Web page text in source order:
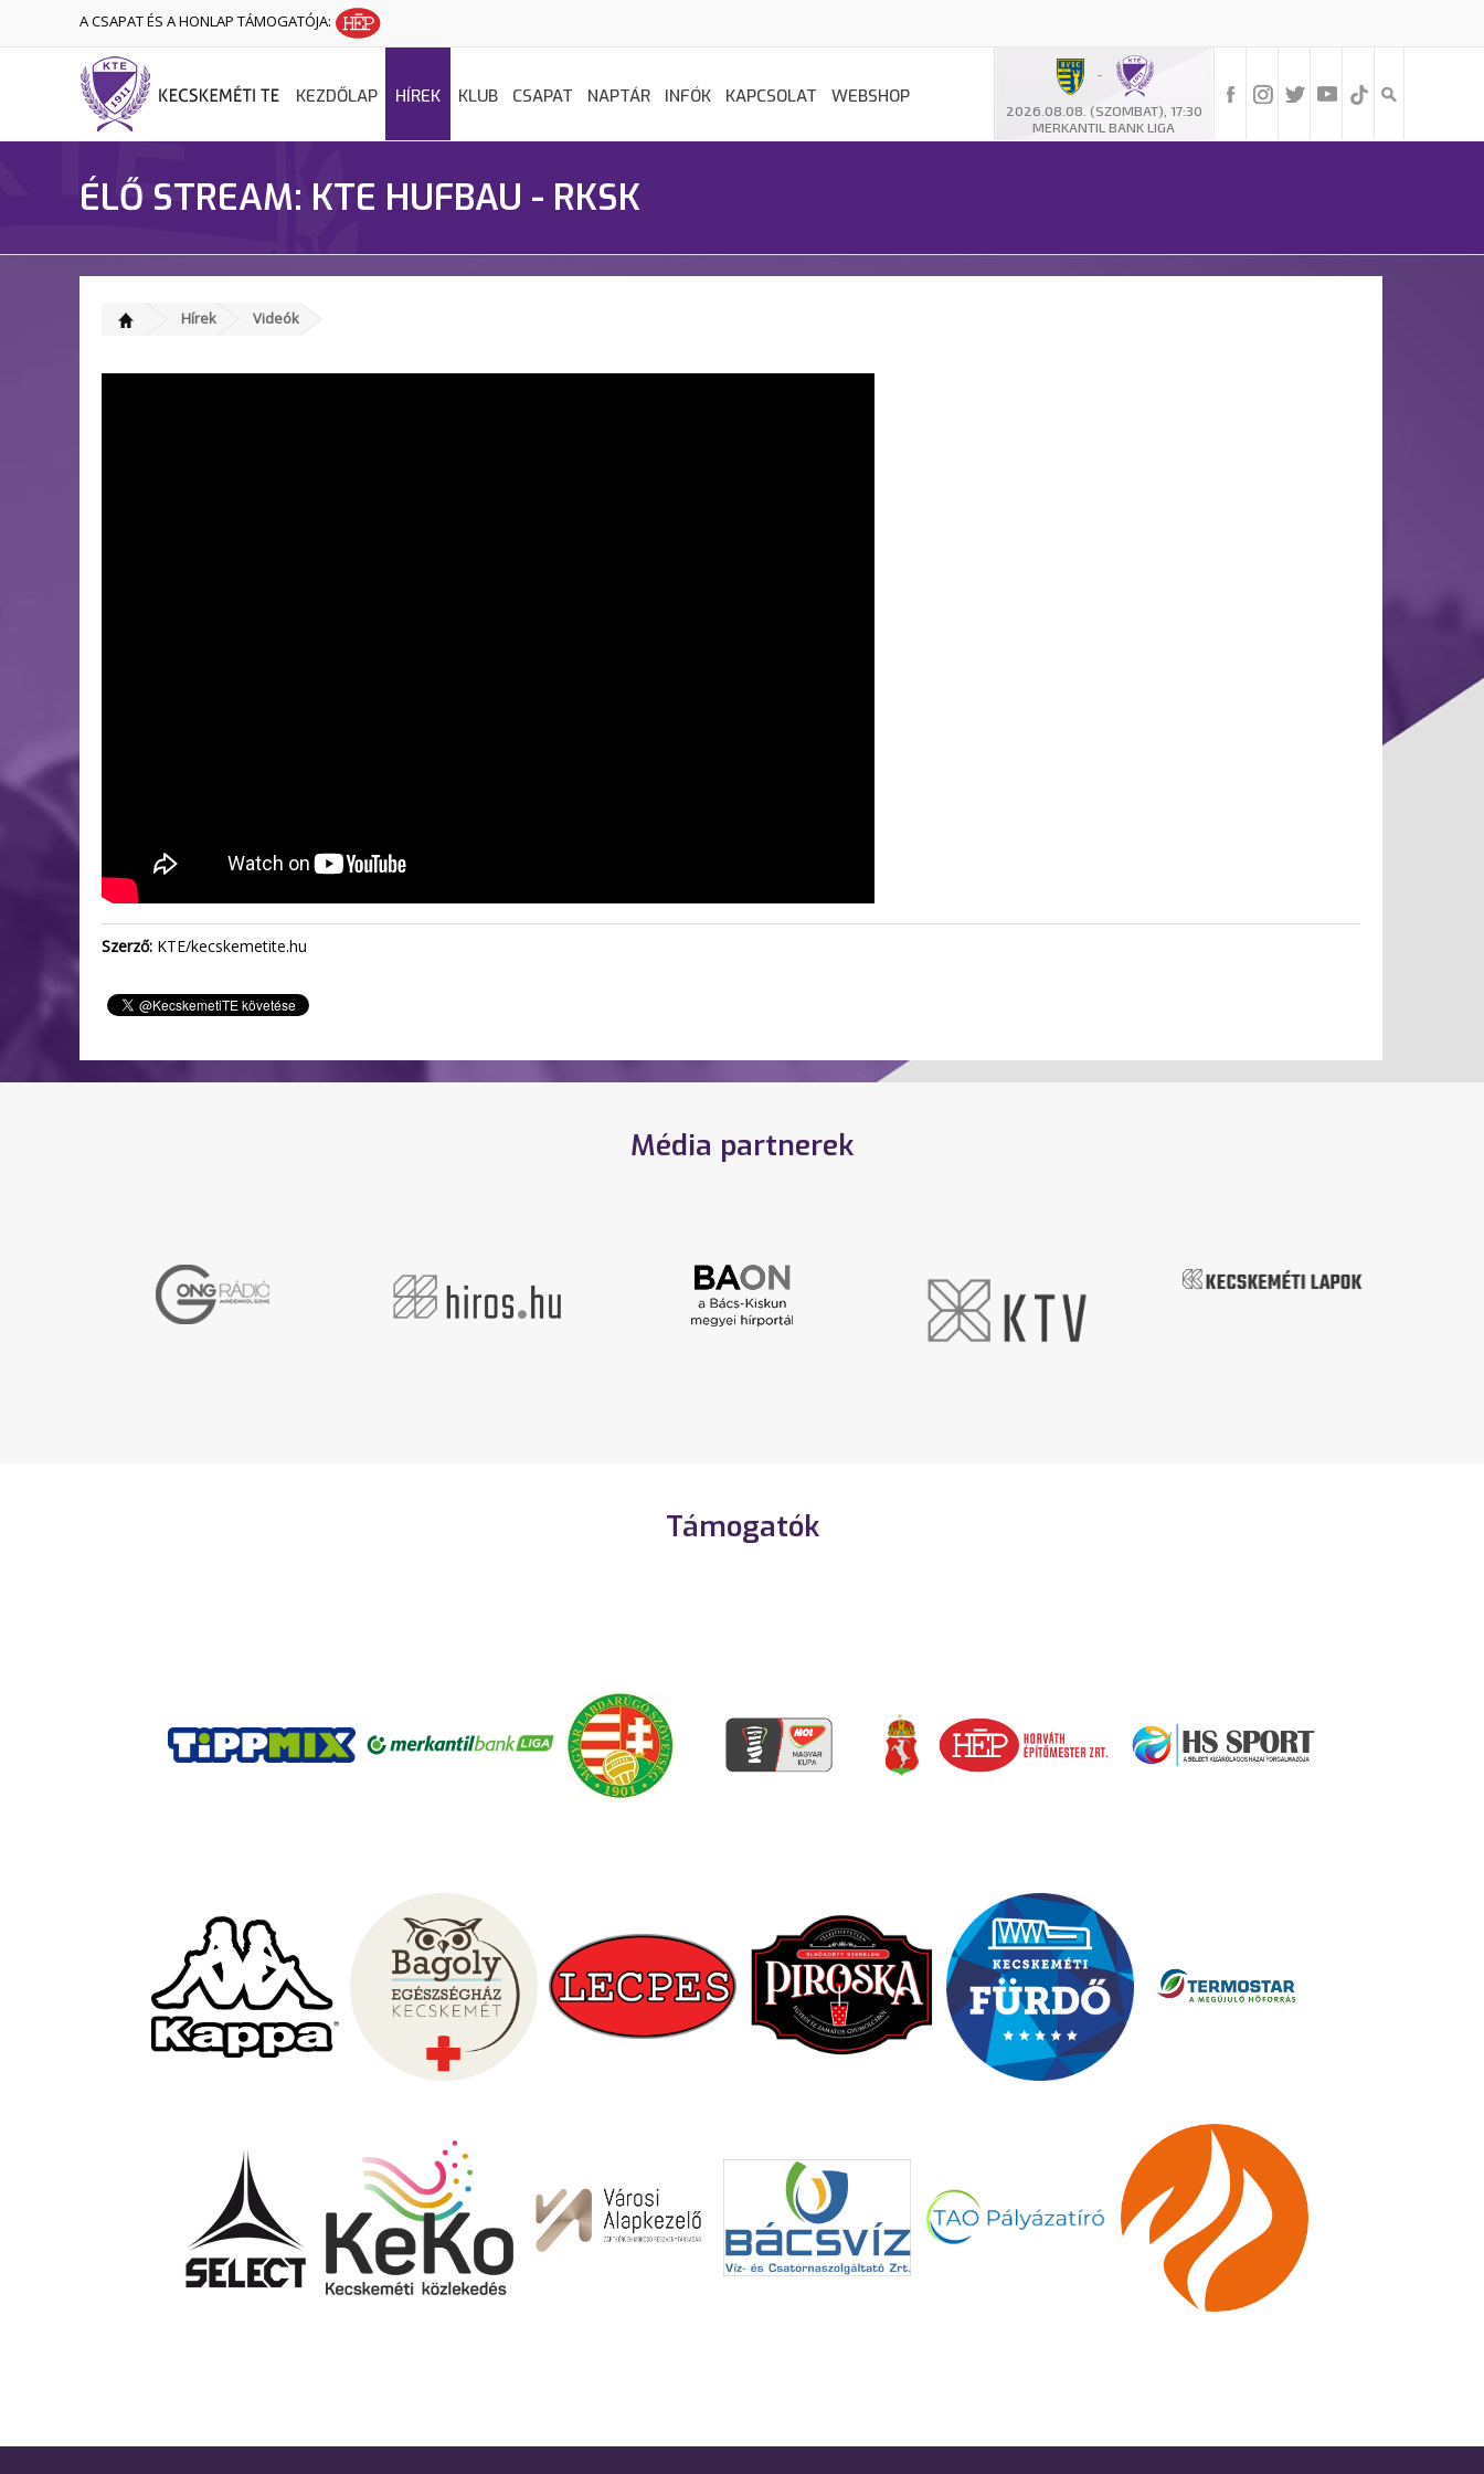
A CSAPAT ÉS A HONLAP TÁMOGATÓJA:
-
2026.08.08. (SZOMBAT), 17:30
MERKANTIL BANK LIGA
KEZDŐLAP HÍREK KLUB CSAPAT NAPTÁR INFÓK KAPCSOLAT WEBSHOP
ÉLŐ STREAM: KTE HUFBAU - RKSK
Hírek Videók
Szerző: KTE/kecskemetite.hu
Média partnerek
Támogatók